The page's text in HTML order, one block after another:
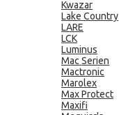
Kwazar
Lake Country
LARE
LCK
Luminus
Mac Serien
Mactronic
Marolex
Max Protect
Maxifi